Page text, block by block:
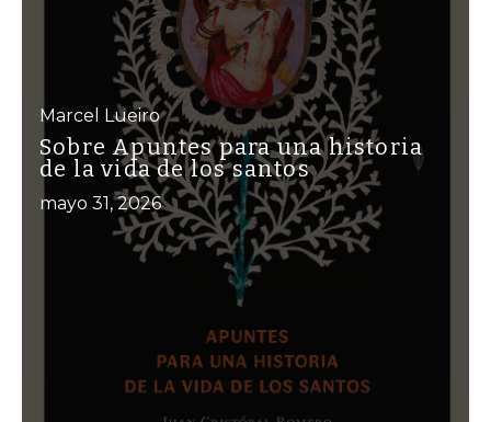
Marcel Lueiro
Sobre Apuntes para una historia
de la vida de los santos
mayo 31, 2026